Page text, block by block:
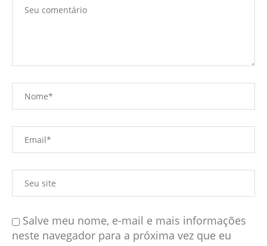
Salve meu nome, e-mail e mais informações
neste navegador para a próxima vez que eu